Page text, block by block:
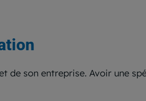
de son entreprise. Avoir une